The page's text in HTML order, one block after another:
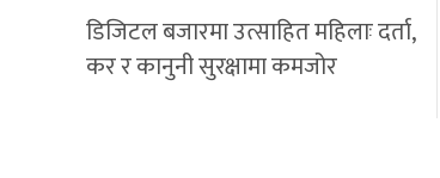
डिजिटल बजारमा उत्साहित महिलाः दर्ता,
कर र कानुनी सुरक्षामा कमजोर